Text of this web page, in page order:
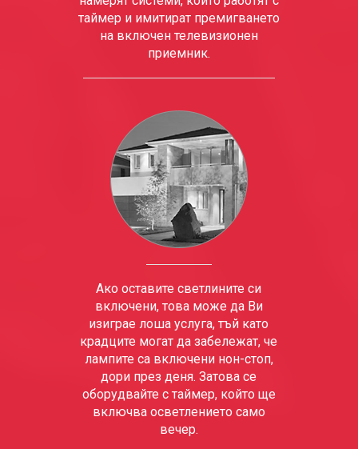
таймер и имитират премигването
на включен телевизионен
приемник.
Ако оставите светлините си
включени, това може да Ви
изиграе лоша услуга, тъй като
крадците могат да забележат, че
лампите са включени нон-стоп,
дори през деня. Затова се
оборудвайте с таймер, който ще
включва осветлението само
вечер.